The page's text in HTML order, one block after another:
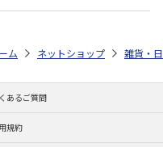
ビーンズ迷子札【ティーカッ
ム ネットショップ 雑貨・
あるご質問
規約